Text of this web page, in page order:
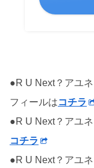
●R U Next？アユ
フィールはコチラ
●R U Next？アユ
コチラ
●R U Next？アユ